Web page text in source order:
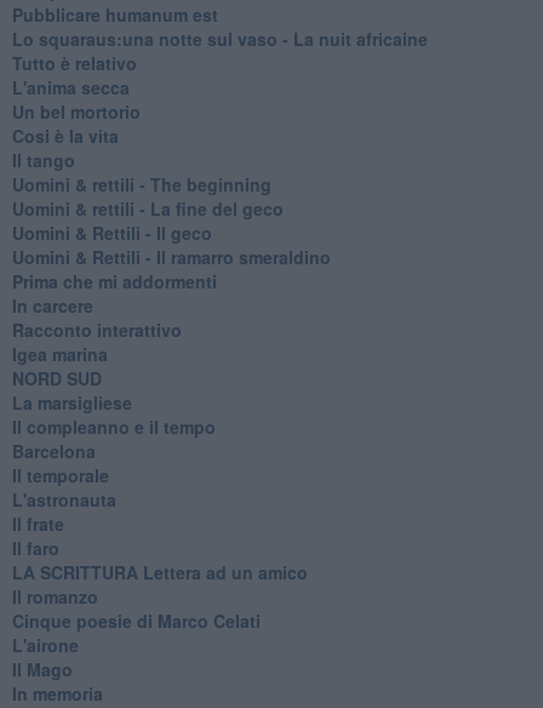
Pubblicare humanum est
Lo squaraus:una notte sul vaso - La nuit africaine
Tutto è relativo
L'anima secca
Un bel mortorio
Cosi è la vita
Il tango
​Uomini & rettili - The beginning
​Uomini & rettili - La fine del geco
Uomini & Rettili - Il geco
Uomini & Rettili - Il ramarro smeraldino
Prima che mi addormenti
In carcere
Racconto interattivo
Igea marina
​NORD SUD
La marsigliese
Il compleanno e il tempo
Barcelona
Il temporale
L'astronauta
Il frate
Il faro
​LA SCRITTURA Lettera ad un amico
Il romanzo
Cinque poesie di Marco Celati
L'airone
Il Mago
In memoria